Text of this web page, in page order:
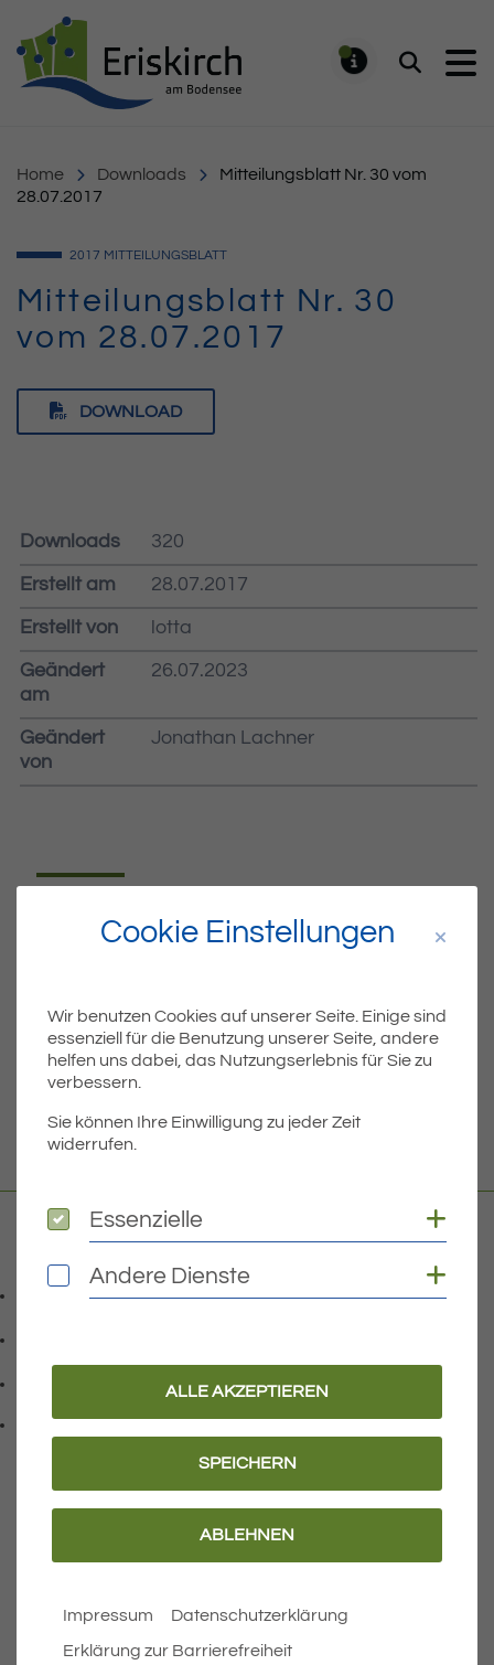
Suchen
Home Downloads
Mitteilungsblatt Nr. 30 vom
28.07.2017
2017 MITTEILUNGSBLATT
Mitteilungsblatt Nr. 30
vom 28.07.2017
DOWNLOAD
Downloads 320
Erstellt am 28.07.2017
Erstellt von lotta
Geändert
am
26.07.2023
Geändert
von
Jonathan Lachner
Dateiname MIBLA-30.PDF
Dateigröße 2.70 MB
DOWNLOAD
07541 9708-0
Telefonnummer: 0 7 5 4 1 9 7 0 8 0
info@eriskirch.de
E-Mail Adresse: info@eriskirch.de
Adresse:
Wichtige Links
Öffnungszeiten Rathaus
Cookie Einstellungen
Wir benutzen Cookies auf unserer Seite. Einige sind
essenziell für die Benutzung unserer Seite, andere
helfen uns dabei, das Nutzungserlebnis für Sie zu
verbessern.
Sie können Ihre Einwilligung zu jeder Zeit
widerrufen.
Essenzielle
Essenzielle
Andere Dienste
Andere Dienste
ALLE AKZEPTIEREN
SPEICHERN
ABLEHNEN
Impressum
Datenschutzerklärung
Erklärung zur Barrierefreiheit